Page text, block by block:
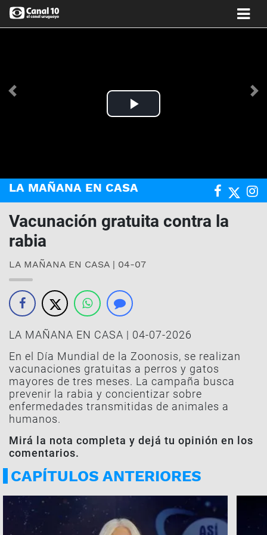
Play
Anterior
LA MAÑANA EN CASA
Vacunación gratuita contra la
rabia
LA MAÑANA EN CASA | 04-07
LA MAÑANA EN CASA | 04-07-2026
En el Día Mundial de la Zoonosis, se realizan
vacunaciones gratuitas a perros y gatos
mayores de tres meses. La campaña busca
prevenir la rabia y concientizar sobre
enfermedades transmitidas de animales a
humanos.
Mirá la nota completa y dejá tu opinión en los
comentarios.
CAPÍTULOS ANTERIORES